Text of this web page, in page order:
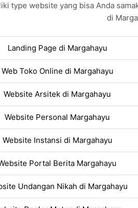
type website yang bisa Anda
di
Landing Page di Margahayu
Web Toko Online di Margahayu
Website Arsitek di Margahayu
Website Personal Margahayu
Website Instansi di Margahayu
Portal Berita Margahayu
Undangan Nikah di Margahayu